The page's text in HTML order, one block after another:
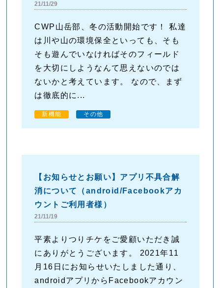
21/11/29
CWP山岳部、冬の活動開始です！ 私達
は川や山の環境保全といっても、そも
そも遊んでいなければそのフィールド
を大切にしようなんて思えないのでは
ないかと考えています。 なので、まず
は徹底的に...
新機能 その他
【お知らせとお願い】アプリ不具合解
消について（android/Facebookアカ
ウントご利用者様）
21/11/19
平素よりつりチケをご愛顧いただき誠
にありがとうございます。 2021年11
月16日にお知らせいたしました通り、
androidアプリからFacebookアカウン